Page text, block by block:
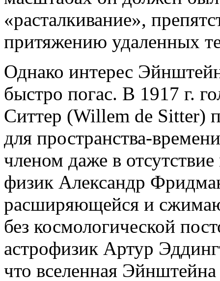
«расталкивание»,
притяжению удаленных
Однако интерес
быстро погас. В 1917 г.
Ситтер (Willem de Sitter)
для пространства-
членом даже в
физик Александр
расширяющейся и
без космологической
астрофизик Артур
что вселенная